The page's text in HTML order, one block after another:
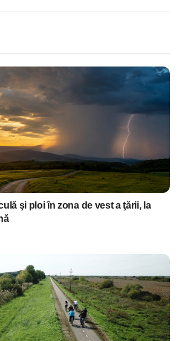
şi ploi în zona de vest a ţării, la